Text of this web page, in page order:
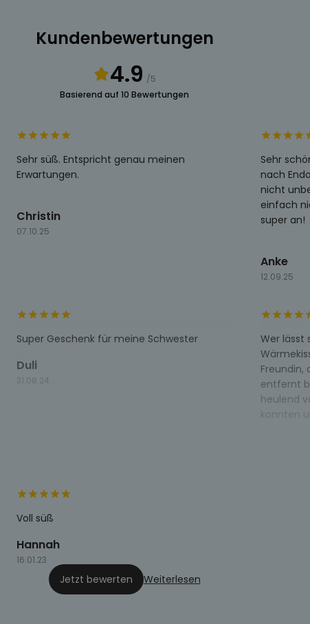
Kundenbewertungen
4.9 /5
Basierend auf 10 Bewertungen
Sehr süß. Entspricht genau meinen
Erwartungen.
Christin
07.10.25
Sehr
nach
nicht
einfach
super an!
Anke
12.09.25
Super Geschenk für meine Schwester
Duli
31.08.24
Wer lässt
entfernt
heulend
konnten
Voll süß
Hannah
16.01.23
Jetzt bewerten Weiterlesen